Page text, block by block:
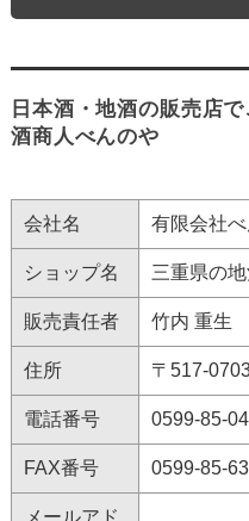
日本酒・地酒の販売店
酒商人べんのや
会社名 有限会社
ショップ名 三重県の
販売責任者 竹内 重生
住所 〒517-
電話番号 0599-85-
FAX番号 0599-85-
メールアド